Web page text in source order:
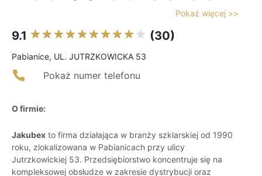
Pokaż więcej >>
9.1 (30)
Pabianice, UL. JUTRZKOWICKA 53
Pokaż numer telefonu
O firmie:
Jakubex to firma działająca w branży szklarskiej od 1990
roku, zlokalizowana w Pabianicach przy ulicy
Jutrzkowickiej 53. Przedsiębiorstwo koncentruje się na
kompleksowej obsłudze w zakresie dystrybucji oraz